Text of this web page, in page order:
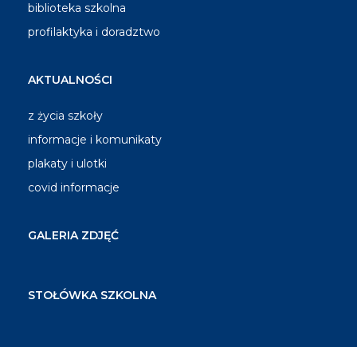
biblioteka szkolna
profilaktyka i doradztwo
AKTUALNOŚCI
z życia szkoły
informacje i komunikaty
plakaty i ulotki
covid informacje
GALERIA ZDJĘĆ
STOŁÓWKA SZKOLNA